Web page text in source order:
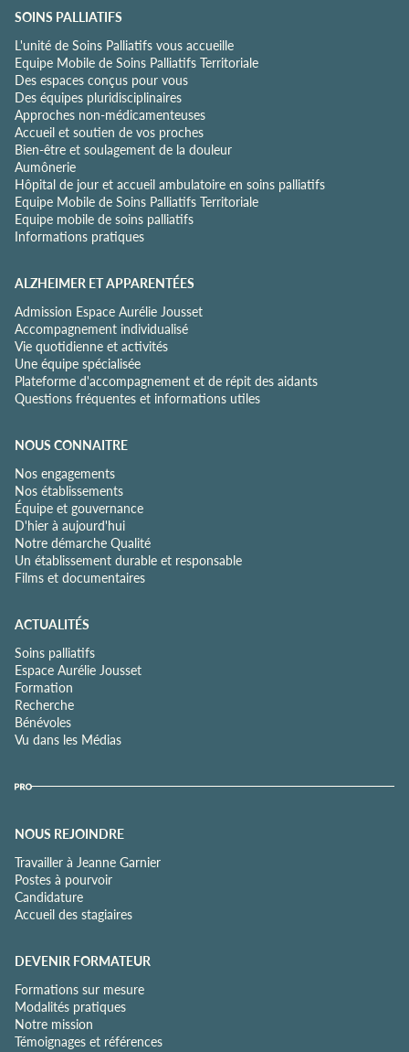
o
n
f
i
d
e
n
t
i
a
l
i
t
é
SOINS PALLIATIFS
L'unité de Soins Palliatifs vous accueille
Equipe Mobile de Soins Palliatifs Territoriale
Des espaces conçus pour vous
Des équipes pluridisciplinaires
Approches non-médicamenteuses
Accueil et soutien de vos proches
Bien-être et soulagement de la douleur
Aumônerie
Hôpital de jour et accueil ambulatoire en soins palliatifs
Equipe Mobile de Soins Palliatifs Territoriale
Equipe mobile de soins palliatifs
Informations pratiques
ALZHEIMER ET APPARENTÉES
Admission Espace Aurélie Jousset
Accompagnement individualisé
Vie quotidienne et activités
Une équipe spécialisée
Plateforme d'accompagnement et de répit des aidants
Questions fréquentes et informations utiles
NOUS CONNAITRE
Nos engagements
Nos établissements
Équipe et gouvernance
D'hier à aujourd'hui
Notre démarche Qualité
Un établissement durable et responsable
Films et documentaires
ACTUALITÉS
Soins palliatifs
Espace Aurélie Jousset
Formation
Recherche
Bénévoles
Vu dans les Médias
NOUS REJOINDRE
Travailler à Jeanne Garnier
Postes à pourvoir
Candidature
Accueil des stagiaires
DEVENIR FORMATEUR
Formations sur mesure
Modalités pratiques
Notre mission
Témoignages et références